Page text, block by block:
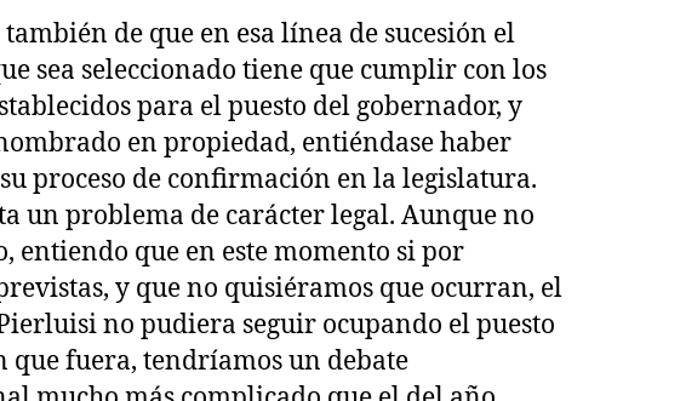
de que en esa línea de sucesión el
sea seleccionado tiene que cumplir con los
para el puesto del gobernador, y
en propiedad, entiéndase haber
proceso de confirmación en la legislatura.
un problema de carácter legal. Aunque no
entiendo que en este momento si por
y que no quisiéramos que ocurran, el
no pudiera seguir ocupando el puesto
que fuera, tendríamos un debate